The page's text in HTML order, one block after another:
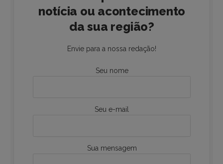
notícia ou acontecimento
da sua região?
Envie para a nossa redação!
Seu nome
Seu e-mail
Sua mensagem